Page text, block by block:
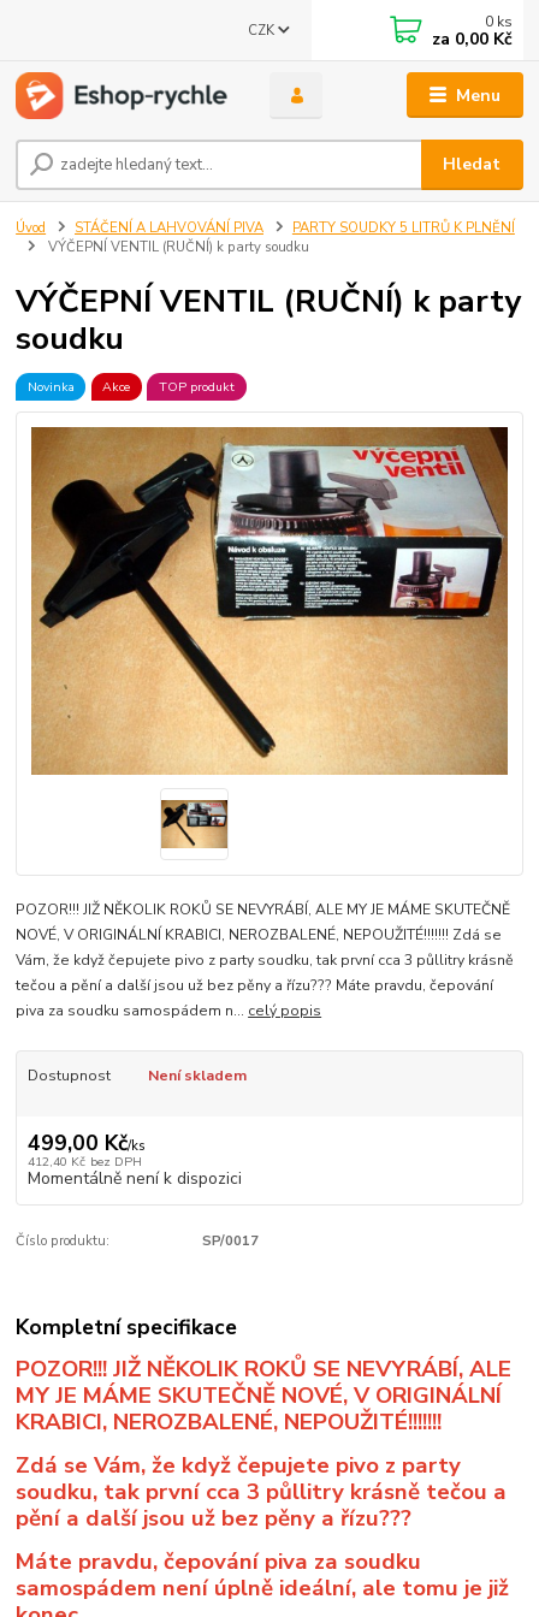
Menu
CZK
Hledat
0 ks
za 0,00 Kč
Úvod STÁČENÍ A LAHVOVÁNÍ PIVA
PARTY SOUDKY 5 LITRŮ K PLNĚNÍ
VÝČEPNÍ VENTIL (RUČNÍ) k party soudku
VÝČEPNÍ VENTIL (RUČNÍ) k party
soudku
Novinka Akce TOP produkt
POZOR!!! JIŽ NĚKOLIK ROKŮ SE NEVYRÁBÍ, ALE MY JE MÁME SKUTEČNĚ
NOVÉ, V ORIGINÁLNÍ KRABICI, NEROZBALENÉ, NEPOUŽITÉ!!!!!!! Zdá se
Vám, že když čepujete pivo z party soudku, tak první cca 3 půllitry krásně
tečou a pění a další jsou už bez pěny a řízu??? Máte pravdu, čepování
piva za soudku samospádem n... celý popis
Dostupnost Není skladem
499,00 Kč/ks
412,40 Kč bez DPH
Momentálně není k dispozici
Číslo produktu: SP/0017
Kompletní specifikace
POZOR!!! JIŽ NĚKOLIK ROKŮ SE NEVYRÁBÍ, ALE
MY JE MÁME SKUTEČNĚ NOVÉ, V ORIGINÁLNÍ
KRABICI, NEROZBALENÉ, NEPOUŽITÉ!!!!!!!
Zdá se Vám, že když čepujete pivo z party
soudku, tak první cca 3 půllitry krásně tečou a
pění a další jsou už bez pěny a řízu???
Máte pravdu, čepování piva za soudku
samospádem není úplně ideální, ale tomu je již